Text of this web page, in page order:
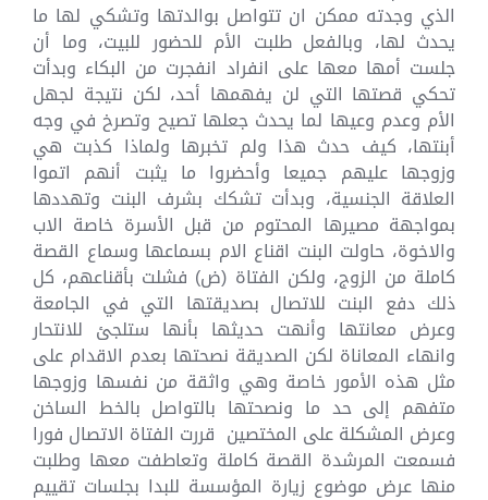
الذي وجدته ممكن ان تتواصل بوالدتها وتشكي لها ما
يحدث لها، وبالفعل طلبت الأم للحضور للبيت، وما أن
جلست أمها معها على انفراد انفجرت من البكاء وبدأت
تحكي قصتها التي لن يفهمها أحد، لكن نتيجة لجهل
الأم وعدم وعيها لما يحدث جعلها تصيح وتصرخ في وجه
أبنتها، كيف حدث هذا ولم تخبرها ولماذا كذبت هي
وزوجها عليهم جميعا وأحضروا ما يثبت أنهم اتموا
العلاقة الجنسية، وبدأت تشكك بشرف البنت وتهددها
بمواجهة مصيرها المحتوم من قبل الأسرة خاصة الاب
والاخوة، حاولت البنت اقناع الام بسماعها وسماع القصة
كاملة من الزوج، ولكن الفتاة (ض) فشلت بأقناعهم، كل
ذلك دفع البنت للاتصال بصديقتها التي في الجامعة
وعرض معانتها وأنهت حديثها بأنها ستلجئ للانتحار
وانهاء المعاناة لكن الصديقة نصحتها بعدم الاقدام على
مثل هذه الأمور خاصة وهي واثقة من نفسها وزوجها
متفهم إلى حد ما ونصحتها بالتواصل بالخط الساخن
وعرض المشكلة على المختصين قررت الفتاة الاتصال فورا
فسمعت المرشدة القصة كاملة وتعاطفت معها وطلبت
منها عرض موضوع زيارة المؤسسة للبدا بجلسات تقييم